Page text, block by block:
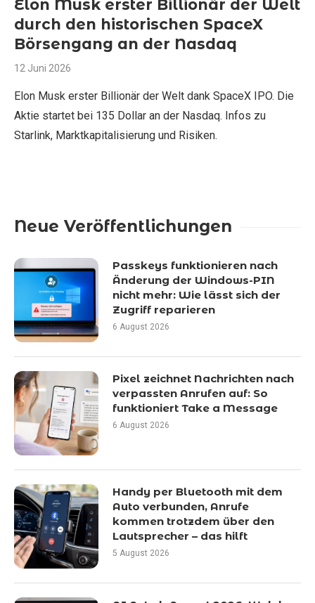
Elon Musk erster Billionär der Welt
durch den historischen SpaceX
Börsengang an der Nasdaq
12 Juni 2026
Elon Musk erster Billionär der Welt dank SpaceX IPO. Die
Aktie startet bei 135 Dollar an der Nasdaq. Infos zu
Starlink, Marktkapitalisierung und Risiken.
Neue Veröffentlichungen
Passkeys funktionieren nach
Änderung der Windows-PIN
nicht mehr: Wie lässt sich der
Zugriff reparieren
6 August 2026
Pixel zeichnet Nachrichten nach
verpassten Anrufen auf: So
funktioniert Take a Message
6 August 2026
Handy per Bluetooth mit dem
Auto verbunden, Anrufe
kommen trotzdem über den
Lautsprecher – das hilft
5 August 2026